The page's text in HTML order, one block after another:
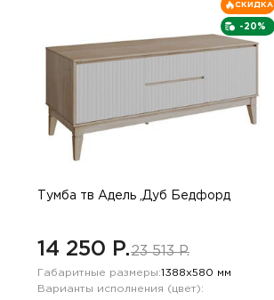
-20%
СКИДКА
Тумба тв Адель ,Дуб Бедфорд
14 250 P.23 513 P.
Габаритные размеры:1388х580 мм
Варианты исполнения (цвет):